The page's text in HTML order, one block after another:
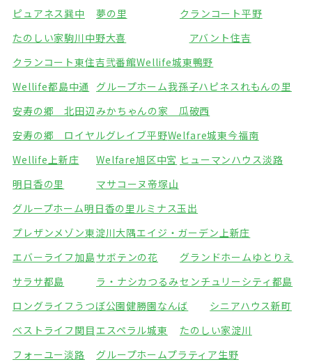
ピュアネス巽中
夢の里
クランコート平野
たのしい家駒川中野大喜
アバント住吉
クランコート東住吉弐番館Wellife城東鴨野
Wellife都島中通
グループホーム我孫子ハピネスれもんの里
安寿の郷 北田辺 みかちゃんの家 瓜破西
安寿の郷 ロイヤルグレイブ平野Welfare城東今福南
Wellife上新庄
Welfare旭区中宮 ヒューマンハウス淡路
明日香の里
マサコーヌ帝塚山
グループホーム明日香の里 ルミナス玉出
プレザンメゾン東淀川大隅エイジ・ガーデン上新庄
エバーライフ加島サボテンの花
グランドホームゆとりえ
サラサ都島
ラ・ナシカつるみセンチュリーシティ都島
ロングライフうつぼ公園健勝園なんば
シニアハウス新町
ベストライフ関目エスペラル城東
たのしい家淀川
フォーユー淡路
グループホームプラティア生野